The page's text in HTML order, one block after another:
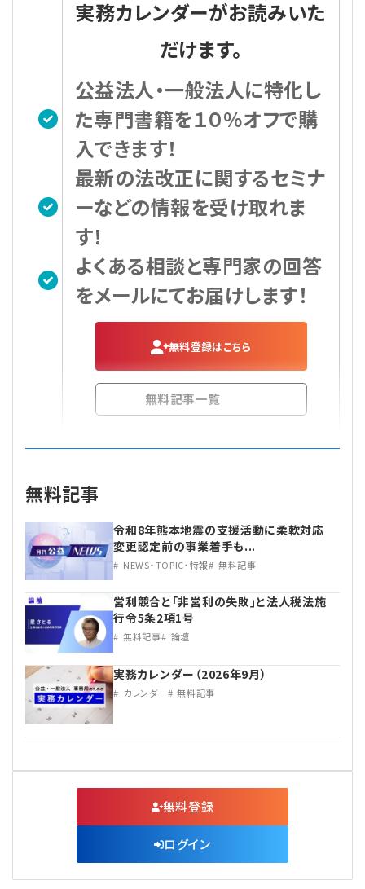
実務カレンダーがお読みいた
だけます。
公益法人・一般法人に特化し
た専門書籍を１０％オフで購
入できます！
最新の法改正に関するセミナ
ーなどの情報を受け取れま
す！
よくある相談と専門家の回答
をメールにてお届けします！
無料登録はこちら
無料記事一覧
無料記事
令和8年熊本地震の支援活動に柔軟対応
変更認定前の事業着手も...
NEWS・TOPIC・特報 無料記事
営利競合と｢非営利の失敗｣と法人税法施
行令5条2項1号
無料記事 論壇
実務カレンダー（2026年9月）
カレンダー 無料記事
無料登録
ログイン